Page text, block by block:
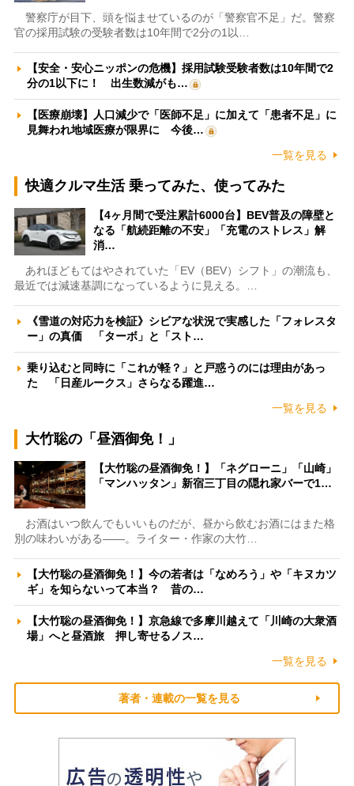
警察庁が目下、頭を悩ませているのが「警察官不足」だ。警察
官の採用試験の受験者数は10年間で2分の1以…
【安全・安心ニッポンの危機】採用試験受験者数は10年間で2
分の1以下に！ 出生数減がも…
【医療崩壊】人口減少で「医師不足」に加えて「患者不足」に
見舞われ地域医療が限界に 今後…
一覧を見る
快適クルマ生活 乗ってみた、使ってみた
【4ヶ月間で受注累計6000台】BEV普及の障壁と
なる「航続距離の不安」「充電のストレス」解
消…
あれほどもてはやされていた「EV（BEV）シフト」の潮流も、
最近では減速基調になっているように見える。…
《雪道の対応力を検証》シビアな状況で実感した「フォレスタ
ー」の真価 「ターボ」と「スト…
乗り込むと同時に「これが軽？」と戸惑うのには理由があっ
た 「日産ルークス」さらなる躍進…
一覧を見る
大竹聡の「昼酒御免！」
【大竹聡の昼酒御免！】「ネグローニ」「山崎」
「マンハッタン」新宿三丁目の隠れ家バーで1…
お酒はいつ飲んでもいいものだが、昼から飲むお酒にはまた格
別の味わいがある――。ライター・作家の大竹…
【大竹聡の昼酒御免！】今の若者は「なめろう」や「キヌカツ
ギ」を知らないって本当？ 昔の…
【大竹聡の昼酒御免！】京急線で多摩川越えて「川崎の大衆酒
場」へと昼酒旅 押し寄せるノス…
一覧を見る
著者・連載の一覧を見る